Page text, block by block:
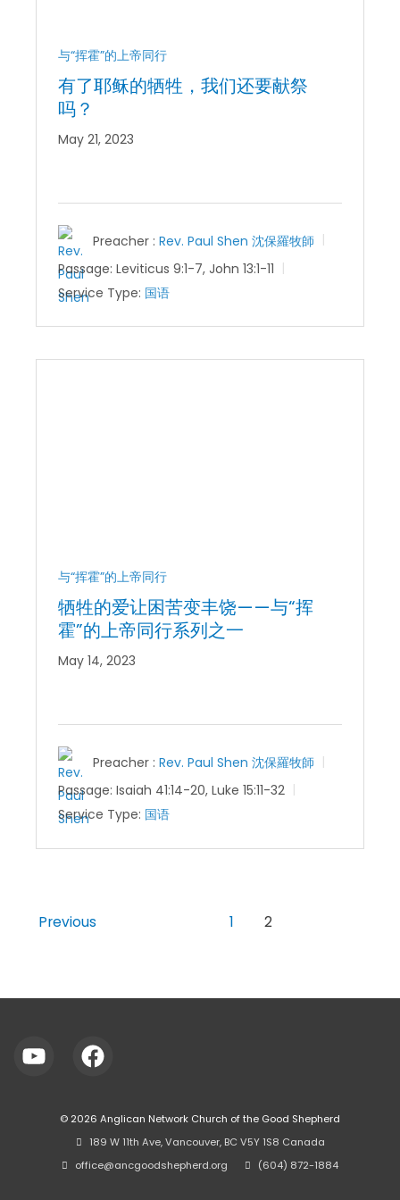
与“挥霍”的上帝同行
有了耶稣的牺牲，我们还要献祭
吗？
May 21, 2023
Preacher : Rev. Paul Shen 沈保羅牧師
Passage: Leviticus 9:1-7, John 13:1-11
Service Type: 国语
与“挥霍”的上帝同行
牺牲的爱让困苦变丰饶——与“挥
霍”的上帝同行系列之一
May 14, 2023
Preacher : Rev. Paul Shen 沈保羅牧師
Passage: Isaiah 41:14-20, Luke 15:11-32
Service Type: 国语
Previous 1 2
© 2026 Anglican Network Church of the Good Shepherd
⠀189 W 11th Ave, Vancouver, BC V5Y 1S8 Canada
⠀office@ancgoodshepherd.org
⠀(604) 872-1884